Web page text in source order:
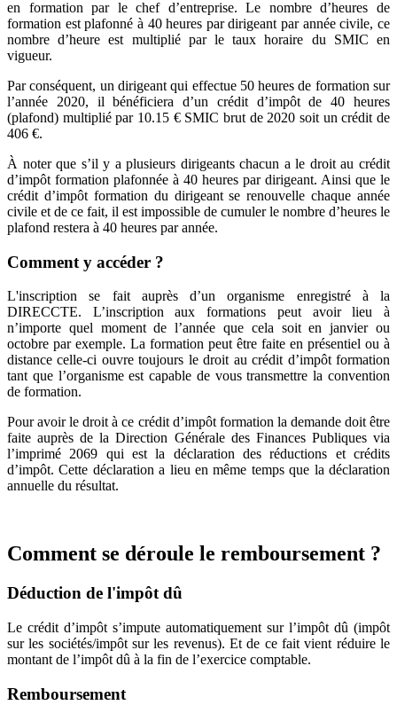
en formation par le chef d’entreprise. Le nombre d’heures de
formation est plafonné à 40 heures par dirigeant par année civile, ce
nombre d’heure est multiplié par le taux horaire du SMIC en
vigueur.
Par conséquent, un dirigeant qui effectue 50 heures de formation sur
l’année 2020, il bénéficiera d’un crédit d’impôt de 40 heures
(plafond) multiplié par 10.15 € SMIC brut de 2020 soit un crédit de
406 €.
À noter que s’il y a plusieurs dirigeants chacun a le droit au crédit
d’impôt formation plafonnée à 40 heures par dirigeant. Ainsi que le
crédit d’impôt formation du dirigeant se renouvelle chaque année
civile et de ce fait, il est impossible de cumuler le nombre d’heures le
plafond restera à 40 heures par année.
Comment y accéder ?
L'inscription se fait auprès d’un organisme enregistré à la
DIRECCTE. L’inscription aux formations peut avoir lieu à
n’importe quel moment de l’année que cela soit en janvier ou
octobre par exemple. La formation peut être faite en présentiel ou à
distance celle-ci ouvre toujours le droit au crédit d’impôt formation
tant que l’organisme est capable de vous transmettre la convention
de formation.
Pour avoir le droit à ce crédit d’impôt formation la demande doit être
faite auprès de la Direction Générale des Finances Publiques via
l’imprimé 2069 qui est la déclaration des réductions et crédits
d’impôt. Cette déclaration a lieu en même temps que la déclaration
annuelle du résultat.
Comment se déroule le remboursement ?
Déduction de l'impôt dû
Le crédit d’impôt s’impute automatiquement sur l’impôt dû (impôt
sur les sociétés/impôt sur les revenus). Et de ce fait vient réduire le
montant de l’impôt dû à la fin de l’exercice comptable.
Remboursement